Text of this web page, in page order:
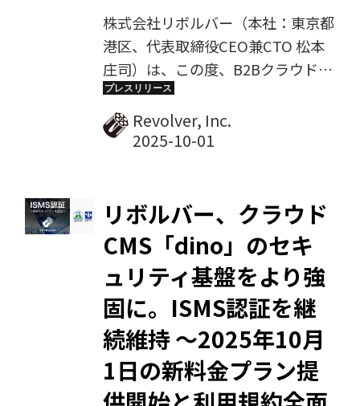
株式会社リボルバー（本社：東京都
港区、代表取締役CEO兼CTO 松本
庄司）は、この度、B2Bクラウド
CMS「dino」の新料金プランを本
日2025年10月1日より提供開始しま
した。dinoは今回のリパッケージ
いう位置づけを改め、「企業サイト
全般を支えるクラウドCMS」へと再
定義されます。これを機に、新ブラ
ンドキャッチ「B2B CLOUD
CMS（B2BクラウドCMS）」を採用
するとともに、ブランドカラーをバ
ーミリオンレッドに一新。次の10
年を見据えたサービス展開を進めて
まいります。
Revolver, Inc.
リボルバー、クラウド
CMS「dino」のセキ
ュリティ基盤をより強
固に。ISMS認証を継
続維持 〜2025年10月
1日の新料金プラン提